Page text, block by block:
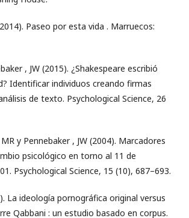
Paseo por esta vida . Marruecos:
, JW (2015). ¿Shakespeare escribió
Identificar individuos creando firmas
de texto. Psychological Science, 26
y Pennebaker , JW (2004). Marcadores
psicológico en torno al 11 de
Psychological Science, 15 (10), 687–693.
La ideología pornográfica original versus
Qabbani : un estudio basado en corpus.